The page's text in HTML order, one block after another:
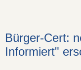
Bürger-Cert:
Informiert"